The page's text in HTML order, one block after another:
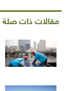
مقالات ذات صلة